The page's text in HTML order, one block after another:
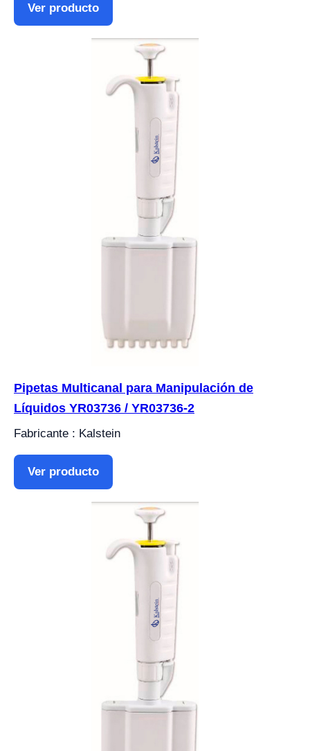
Ver producto
Pipetas Multicanal para Manipulación de
Líquidos YR03736 / YR03736-2
Fabricante : Kalstein
Ver producto